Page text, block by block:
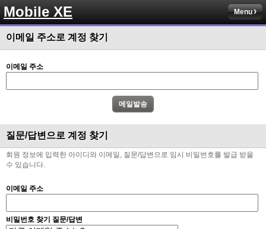
Mobile XE Menu
이메일 주소로 계정 찾기
이메일 주소
질문/답변으로 계정 찾기
회원 정보에 입력한 아이디와 이메일, 질문/답변으로 임시 비밀번호를 발급 받을
수 있습니다.
이메일 주소
비밀번호 찾기 질문/답변